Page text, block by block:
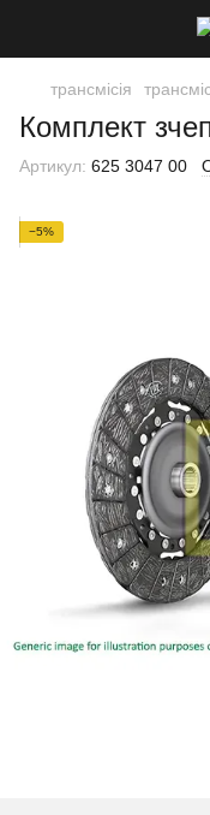
трансмісія
Комплект
Артикул: 625 3047 00
−5%